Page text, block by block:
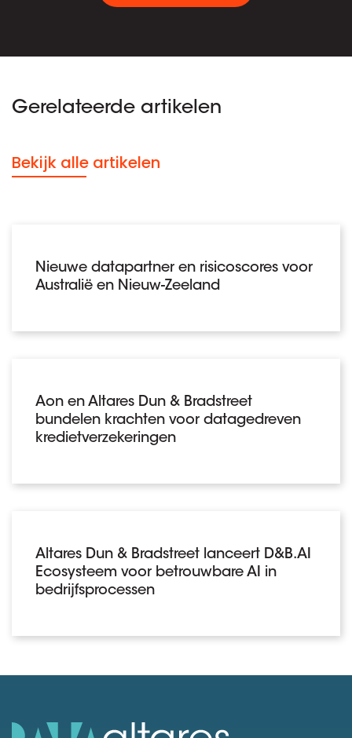
Gerelateerde artikelen
Bekijk alle artikelen
Nieuwe datapartner en risicoscores voor
Australië en Nieuw-Zeeland
Aon en Altares Dun & Bradstreet
bundelen krachten voor datagedreven
kredietverzekeringen
Altares Dun & Bradstreet lanceert D&B.AI
Ecosysteem voor betrouwbare AI in
bedrijfsprocessen